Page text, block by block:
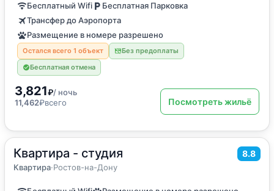
Бесплатный Wifi
Бесплатная Парковка
Трансфер до Аэропорта
Размещение в номере разрешено
Остался всего 1 объект
Без предоплаты
Бесплатная отмена
3,821₽/ ночь
11,462₽всего Посмотреть жильё
Квартира - студия 8.8
Квартира·Ростов-на-Дону
34м2·4 гостя
Квартира